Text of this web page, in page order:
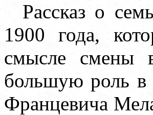
Рассказ о
1900 года,
смысле смены
большую роль в
Францевича